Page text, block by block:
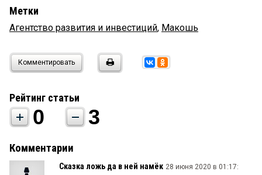
Метки
Агентство развития и инвестиций, Макошь
Комментировать
Рейтинг статьи
0 3
Комментарии
Сказка ложь да в ней намёк 28 июня 2020 в 01:17: